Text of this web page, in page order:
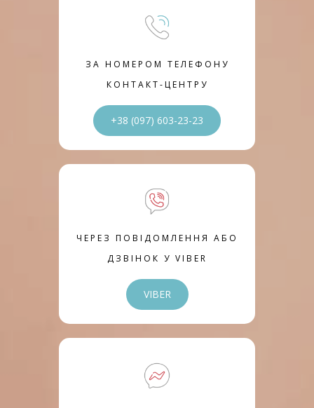
ЗА НОМЕРОМ ТЕЛЕФОНУ
КОНТАКТ-ЦЕНТРУ
+38 (097) 603-23-23
ЧЕРЕЗ ПОВІДОМЛЕННЯ АБО
ДЗВІНОК У VIBER
VIBER